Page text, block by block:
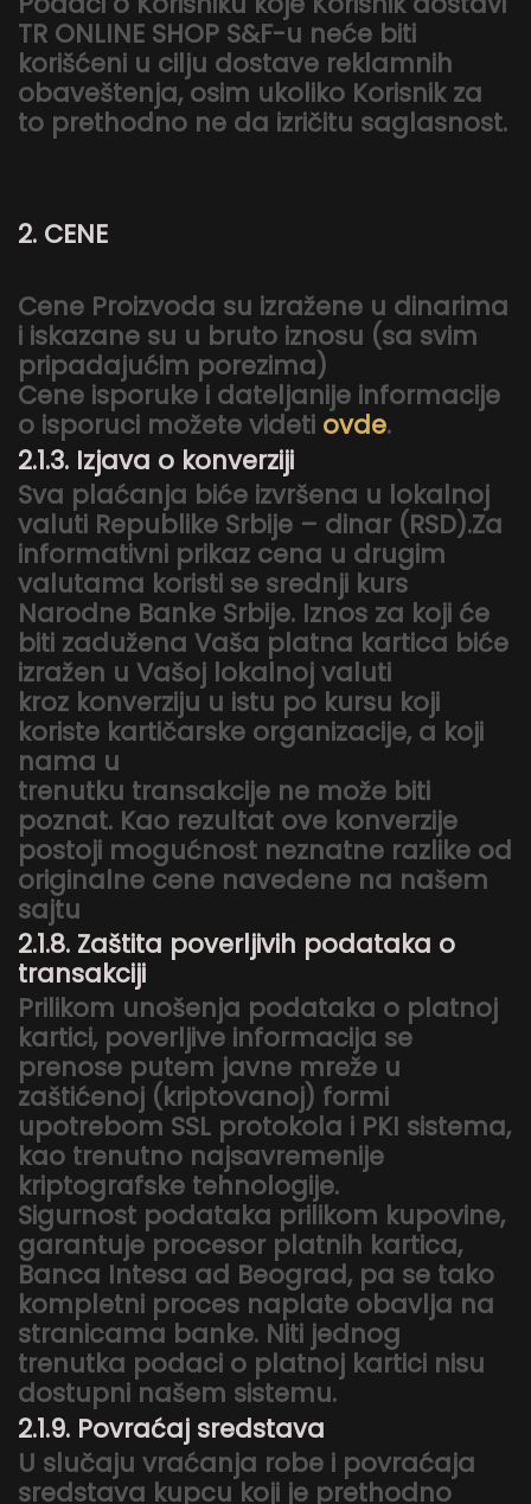
TR ONLINE SHOP S&F-u neće biti
korišćeni u cilju dostave reklamnih
obaveštenja, osim ukoliko Korisnik za
to prethodno ne da izričitu saglasnost.
2. CENE
Cene Proizvoda su izražene u dinarima
i iskazane su u bruto iznosu (sa svim
pripadajućim porezima)
Cene isporuke i dateljanije informacije
o isporuci možete videti ovde.
2.1.3. Izjava o konverziji
Sva plaćanja biće izvršena u lokalnoj
valuti Republike Srbije – dinar (RSD).Za
informativni prikaz cena u drugim
valutama koristi se srednji kurs
Narodne Banke Srbije. Iznos za koji će
biti zadužena Vaša platna kartica biće
izražen u Vašoj lokalnoj valuti
kroz konverziju u istu po kursu koji
koriste kartičarske organizacije, a koji
nama u
trenutku transakcije ne može biti
poznat. Kao rezultat ove konverzije
postoji mogućnost neznatne razlike od
originalne cene navedene na našem
sajtu
2.1.8. Zaštita poverljivih podataka o
transakciji
Prilikom unošenja podataka o platnoj
kartici, poverljive informacija se
prenose putem javne mreže u
zaštićenoj (kriptovanoj) formi
upotrebom SSL protokola i PKI sistema,
kao trenutno najsavremenije
kriptografske tehnologije.
Sigurnost podataka prilikom kupovine,
garantuje procesor platnih kartica,
Banca Intesa ad Beograd, pa se tako
kompletni proces naplate obavlja na
stranicama banke. Niti jednog
trenutka podaci o platnoj kartici nisu
dostupni našem sistemu.
2.1.9. Povraćaj sredstava
U slučaju vraćanja robe i povraćaja
sredstava kupcu koji je prethodno